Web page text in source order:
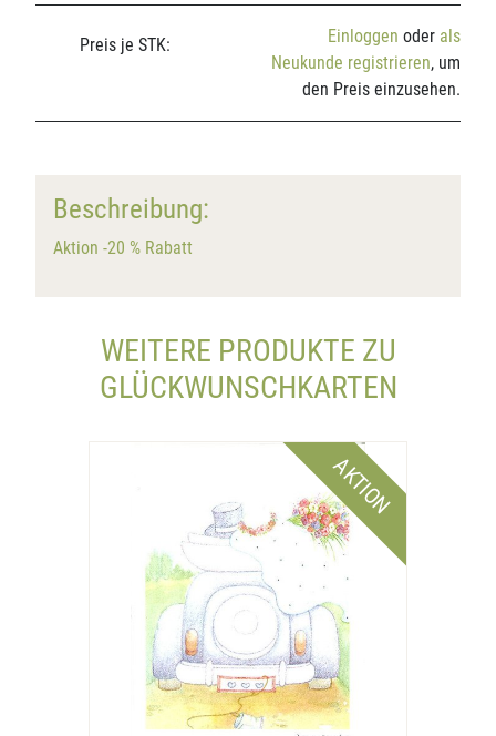
Preis je STK: Einloggen oder als
Neukunde registrieren, um
den Preis einzusehen.
Beschreibung:
Aktion -20 % Rabatt
WEITERE PRODUKTE ZU
GLÜCKWUNSCHKARTEN
AKTION